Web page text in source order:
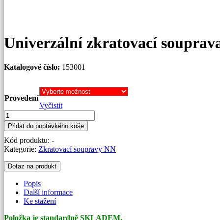
Univerzální zkratovací
Katalogové číslo: 153001
Provedení
Vyčistit
Univerzální
zkratovací
souprava
1
kV
Přidat do poptávkého koše
Kód produktu: -
Kategorie: Zkratovací soupravy NN
Dotaz na produkt
Popis
Další informace
Ke stažení
Položka je standardně SKLADEM.